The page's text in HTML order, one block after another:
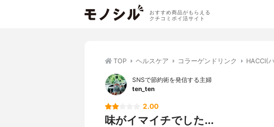
おすすめ商品がもらえる
クチコミポイ活サイト
TOP ヘルスケア コラーゲンドリンク HACCI(
SNSで節約術を発信する主婦
ten_ten
2.00
味がイマイチでした...